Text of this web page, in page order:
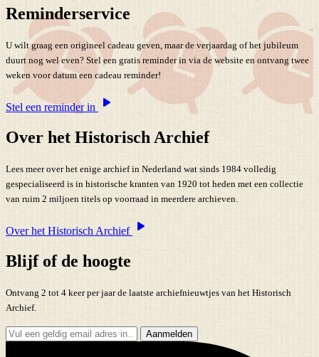
Reminderservice
U wilt graag een origineel cadeau geven, maar de verjaardag of het jubileum
duurt nog wel even? Stel een gratis reminder in via de website en ontvang twee
weken voor datum een cadeau reminder!
Stel een reminder in
Over het Historisch Archief
Lees meer over het enige archief in Nederland wat sinds 1984 volledig
gespecialiseerd is in historische kranten van 1920 tot heden met een collectie
van ruim 2 miljoen titels op voorraad in meerdere archieven.
Over het Historisch Archief
Blijf of de hoogte
Ontvang 2 tot 4 keer per jaar de laatste archiefnieuwtjes van het Historisch
Archief.
Aanmelden